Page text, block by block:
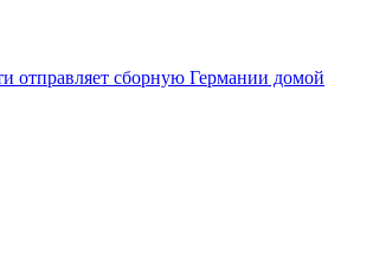
отправляет сборную Германии домой